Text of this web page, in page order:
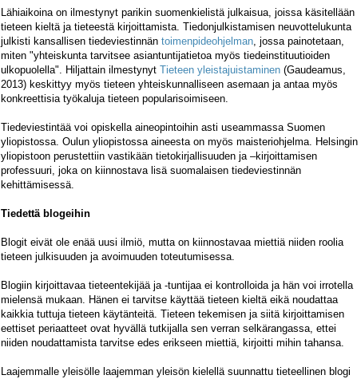
Lähiaikoina on ilmestynyt parikin suomenkielistä julkaisua, joissa käsitellään
tieteen kieltä ja tieteestä kirjoittamista. Tiedonjulkistamisen neuvottelukunta
julkisti kansallisen tiedeviestinnän toimenpideohjelman, jossa painotetaan,
miten "yhteiskunta tarvitsee asiantuntijatietoa myös tiedeinstituutioiden
ulkopuolella". Hiljattain ilmestynyt Tieteen yleistajuistaminen (Gaudeamus,
2013) keskittyy myös tieteen yhteiskunnalliseen asemaan ja antaa myös
konkreettisia työkaluja tieteen popularisoimiseen.
Tiedeviestintää voi opiskella aineopintoihin asti useammassa Suomen
yliopistossa. Oulun yliopistossa aineesta on myös maisteriohjelma. Helsingin
yliopistoon perustettiin vastikään tietokirjallisuuden ja –kirjoittamisen
professuuri, joka on kiinnostava lisä suomalaisen tiedeviestinnän
kehittämisessä.
Tiedettä blogeihin
Blogit eivät ole enää uusi ilmiö, mutta on kiinnostavaa miettiä niiden roolia
tieteen julkisuuden ja avoimuuden toteutumisessa.
Blogiin kirjoittavaa tieteentekijää ja -tuntijaa ei kontrolloida ja hän voi irrotella
mielensä mukaan. Hänen ei tarvitse käyttää tieteen kieltä eikä noudattaa
kaikkia tuttuja tieteen käytänteitä. Tieteen tekemisen ja siitä kirjoittamisen
eettiset periaatteet ovat hyvällä tutkijalla sen verran selkärangassa, ettei
niiden noudattamista tarvitse edes erikseen miettiä, kirjoitti mihin tahansa.
Laajemmalle yleisölle laajemman yleisön kielellä suunnattu tieteellinen blogi